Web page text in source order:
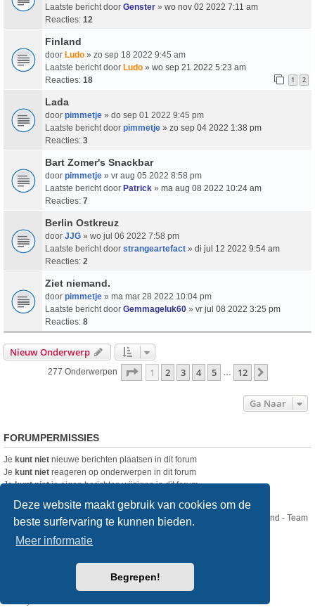
Deze website maakt gebruik van cookies om de
beste surfervaring te kunnen bieden.
Meer informatie
Begrepen!
Laatste bericht door Genster » wo nov 02 2022 7:11 am
Reacties: 12
Finland
door Ludo » zo sep 18 2022 9:45 am
Laatste bericht door Ludo » wo sep 21 2022 5:23 am
Reacties: 18 1 2
Lada
door pimmetje » do sep 01 2022 9:45 pm
Laatste bericht door pimmetje » zo sep 04 2022 1:38 pm
Reacties: 3
Bart Zomer's Snackbar
door pimmetje » vr aug 05 2022 8:58 pm
Laatste bericht door Patrick » ma aug 08 2022 10:24 am
Reacties: 7
Berlin Ostkreuz
door JJG » wo jul 06 2022 7:58 pm
Laatste bericht door strangeartefact » di jul 12 2022 9:54 am
Reacties: 2
Ziet niemand.
door pimmetje » ma mar 28 2022 10:04 pm
Laatste bericht door Gemmageluk60 » vr jul 08 2022 3:25 pm
Reacties: 8
Nieuw Onderwerp
277 Onderwerpen Pagina Van12
1 2 3 4 5 12
Ga Naar
FORUMPERMISSIES
Je kunt niet nieuwe berichten plaatsen in dit forum
Je kunt niet reageren op onderwerpen in dit forum
Jekunt nietje eigen berichten wijzigen in dit forum
Nikon Club Nederland - Team
Forum
Copyright © Nikon Club Nederland 2023
® Forum Software © phpBB Limited
created by INVENTEA & v12mike